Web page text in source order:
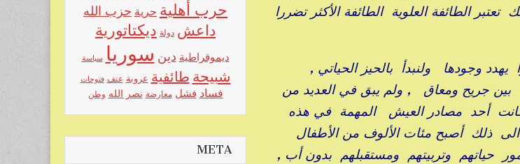
الطائفة العلوية الطائفة الأكثر تضررا
وجودها ولنبدأ بالحيز الحياتي ,
فقد قتل أكثر من ٦٠٠٠٠ من شباب الطائفة اضافة الى ١٠٠٠٠٠ بين جريح ومعاق , ولم يبق في العديد من
أحد مصادر العيش المهمة في هذه
الى ذلك أصبح مئات الألوف من الأطفال
حياتهم وتربيتهم ومستقبلهم بدون أب ,
حرب أهلية حرية حزب الله
داعش دولة ديكتاتورية
ديموقراطية دين سوريا سياسة
شبيحة طائفية عروبة عنف فتوحات
فساد فشل معارضة نصر الله وطن
META